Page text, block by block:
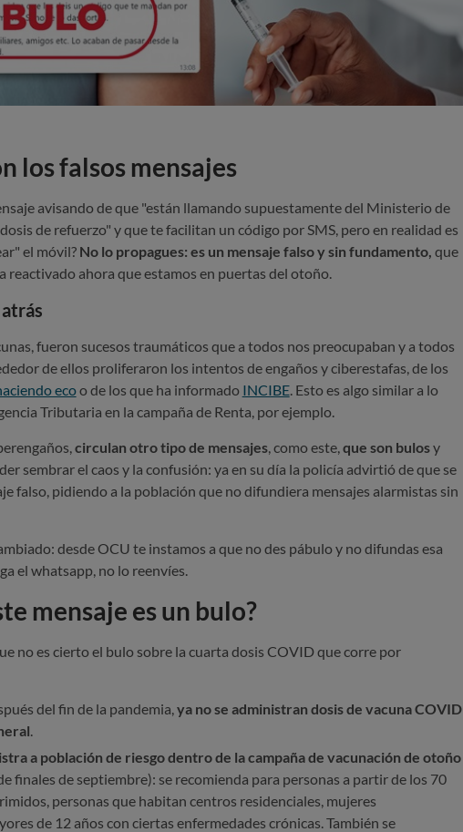
los falsos mensajes
avisando de que "están llamando supuestamente del Ministerio de
de refuerzo" y que te facilitan un código por SMS, pero en realidad es
el móvil? No lo propagues: es un mensaje falso y sin fundamento, que
reactivado ahora que estamos en puertas del otoño.
fueron sucesos traumáticos que a todos nos preocupaban y a todos
de ellos proliferaron los intentos de engaños y ciberestafas, de los
ecoo de los que ha informado INCIBE. Esto es algo similar a lo
Tributaria en la campaña de Renta, por ejemplo.
circulan otro tipo de mensajes, como este, que son bulosy
sembrar el caos y la confusión: ya en su día la policía advirtió de que se
falso, pidiendo a la población que no difundiera mensajes alarmistas sin
desde OCU te instamos a que no des pábulo y no difundas esa
el whatsapp, no lo reenvíes.
mensaje es un bulo?
no es cierto el bulo sobre la cuarta dosis COVID que corre por
del fin de la pandemia, ya no se administran dosis de vacuna COVID
a población de riesgo dentro de la campaña de vacunación de otoño
finales de septiembre): se recomienda para personas a partir de los 70
personas que habitan centros residenciales, mujeres
de 12 años con ciertas enfermedades crónicas. También se